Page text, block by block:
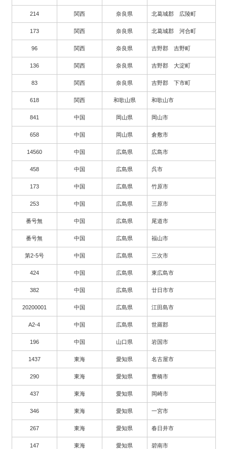
214 関西 奈良県 北葛城郡 広陵町
173 関西 奈良県 北葛城郡 河合町
96 関西 奈良県 吉野郡 吉野町
136 関西 奈良県 吉野郡 大淀町
83 関西 奈良県 吉野郡 下市町
618 関西 和歌山県 和歌山市
841 中国 岡山県 岡山市
658 中国 岡山県 倉敷市
14560 中国 広島県 広島市
458 中国 広島県 呉市
173 中国 広島県 竹原市
253 中国 広島県 三原市
番号無 中国 広島県 尾道市
番号無 中国 広島県 福山市
第2-5号 中国 広島県 三次市
424 中国 広島県 東広島市
382 中国 広島県 廿日市市
20200001 中国 広島県 江田島市
A2-4 中国 広島県 世羅郡
196 中国 山口県 岩国市
1437 東海 愛知県 名古屋市
290 東海 愛知県 豊橋市
437 東海 愛知県 岡崎市
346 東海 愛知県 一宮市
267 東海 愛知県 春日井市
147 東海 愛知県 碧南市